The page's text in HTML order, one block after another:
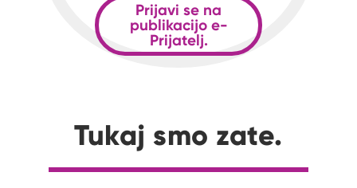
Prijavi se na
publikacijo e-
Prijatelj.
Tukaj smo zate.